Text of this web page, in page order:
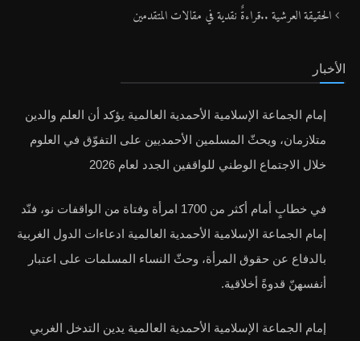
الحقيقة العرشية ..قراءةٌ نقدية في مقالات المتقدمين
الأخبار
إمام الجماعة الإسلامية الأحمدية العالمية يؤكد أن العلم والدين
متلازمان، ويحثّ المسلمين الأحمديين على التفوّق في العلوم
خلال الاجتماع الوطني للواقفين الجدد لعام 2026
في خطابٍ أمام أكثر من 1700 امرأة وفتاة من الواقفات نو، فنّد
إمام الجماعة الإسلامية الأحمدية العالمية ادعاءات الدول الغربية
بالدفاع عن حقوق المرأة، وحثّ النساء المسلمات على اعتبار
أنفسهنّ قدوةً أخلاقية.
إمام الجماعة الإسلامية الأحمدية العالمية يدين التدخل الغربي